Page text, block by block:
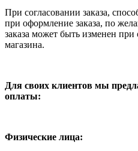
При согласовании заказа,
при оформление заказа, по
заказа может быть изменен
магазина.
Для своих клиентов мы
оплаты:
Физические лица: